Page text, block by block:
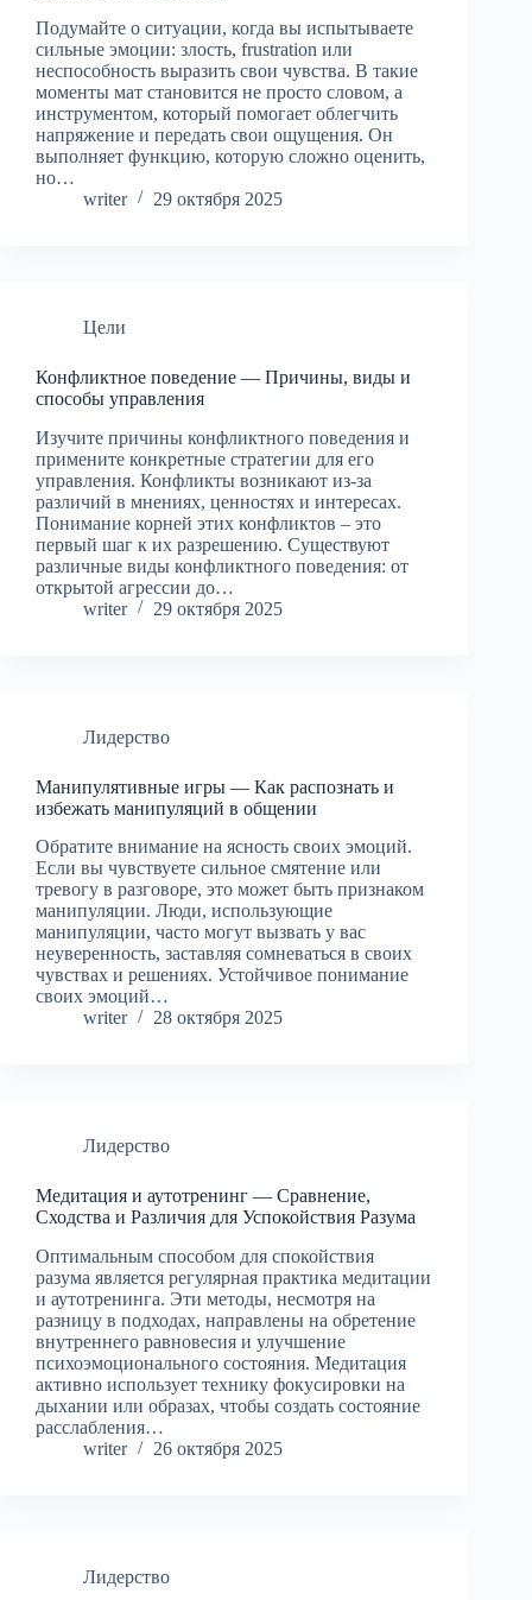
Подумайте о ситуации, когда вы испытываете
сильные эмоции: злость, frustration или
неспособность выразить свои чувства. В такие
моменты мат становится не просто словом, а
инструментом, который помогает облегчить
напряжение и передать свои ощущения. Он
выполняет функцию, которую сложно оценить,
но…
writer
29 октября 2025
Цели
Конфликтное поведение — Причины, виды и
способы управления
Изучите причины конфликтного поведения и
примените конкретные стратегии для его
управления. Конфликты возникают из-за
различий в мнениях, ценностях и интересах.
Понимание корней этих конфликтов – это
первый шаг к их разрешению. Существуют
различные виды конфликтного поведения: от
открытой агрессии до…
writer
29 октября 2025
Лидерство
Манипулятивные игры — Как распознать и
избежать манипуляций в общении
Обратите внимание на ясность своих эмоций.
Если вы чувствуете сильное смятение или
тревогу в разговоре, это может быть признаком
манипуляции. Люди, использующие
манипуляции, часто могут вызвать у вас
неуверенность, заставляя сомневаться в своих
чувствах и решениях. Устойчивое понимание
своих эмоций…
writer
28 октября 2025
Лидерство
Медитация и аутотренинг — Сравнение,
Сходства и Различия для Успокойствия Разума
Оптимальным способом для спокойствия
разума является регулярная практика медитации
и аутотренинга. Эти методы, несмотря на
разницу в подходах, направлены на обретение
внутреннего равновесия и улучшение
психоэмоционального состояния. Медитация
активно использует технику фокусировки на
дыхании или образах, чтобы создать состояние
расслабления…
writer
26 октября 2025
Лидерство